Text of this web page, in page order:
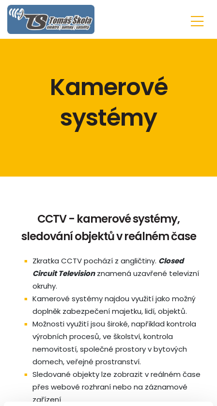
Kamerové
systémy
CCTV - kamerové systémy,
sledování objektů v reálném čase
Zkratka CCTV pochází z angličtiny. Closed
Circuit Televisionznamená uzavřené televizní
okruhy.
Kamerové systémy najdou využití jako možný
doplněk zabezpečení majetku, lidí, objektů.
Možnosti využití jsou široké, například kontrola
výrobních procesů, ve školství, kontrola
nemovitostí, společné prostory v bytových
domech, veřejné prostranství.
Sledované objekty lze zobrazit v reálném čase
přes webové rozhraní nebo na záznamové
zařízení